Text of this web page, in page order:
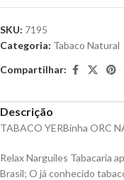
SKU: 7195
Categoria: Tabaco Natural
Compartilhar:
Descrição
TABACO YERBinha ORC
Relax Narguiles Tabacaria
Brasil; O já conhecido